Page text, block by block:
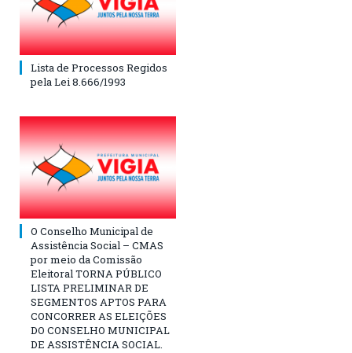
Lista de Processos Regidos
pela Lei 8.666/1993
O Conselho Municipal de
Assistência Social – CMAS
por meio da Comissão
Eleitoral TORNA PÚBLICO
LISTA PRELIMINAR DE
SEGMENTOS APTOS PARA
CONCORRER AS ELEIÇÕES
DO CONSELHO MUNICIPAL
DE ASSISTÊNCIA SOCIAL.